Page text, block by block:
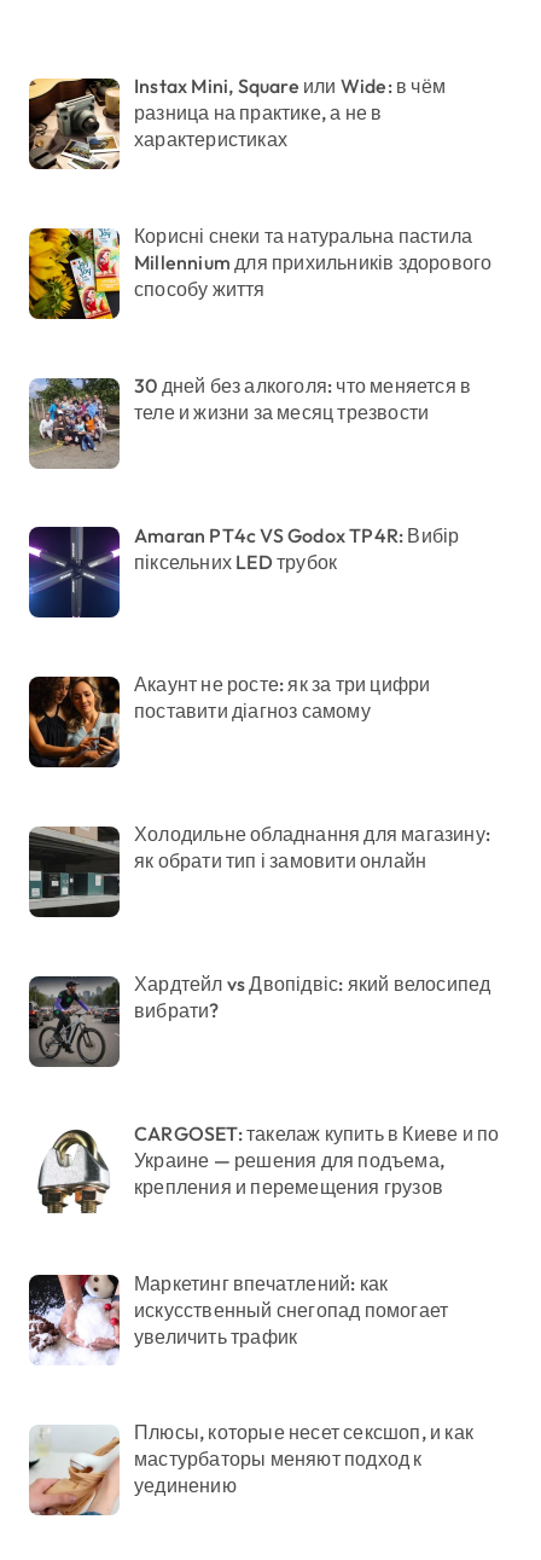
Instax Mini, Square или Wide: в чём
разница на практике, а не в
характеристиках
Корисні снеки та натуральна пастила
Millennium для прихильників здорового
способу життя
30 дней без алкоголя: что меняется в
теле и жизни за месяц трезвости
Amaran PT4c VS Godox TP4R: Вибір
піксельних LED трубок
Акаунт не росте: як за три цифри
поставити діагноз самому
Холодильне обладнання для магазину:
як обрати тип і замовити онлайн
Хардтейл vs Двопідвіс: який велосипед
вибрати?
CARGOSET: такелаж купить в Киеве и по
Украине — решения для подъема,
крепления и перемещения грузов
Маркетинг впечатлений: как
искусственный снегопад помогает
увеличить трафик
Плюсы, которые несет сексшоп, и как
мастурбаторы меняют подход к
уединению